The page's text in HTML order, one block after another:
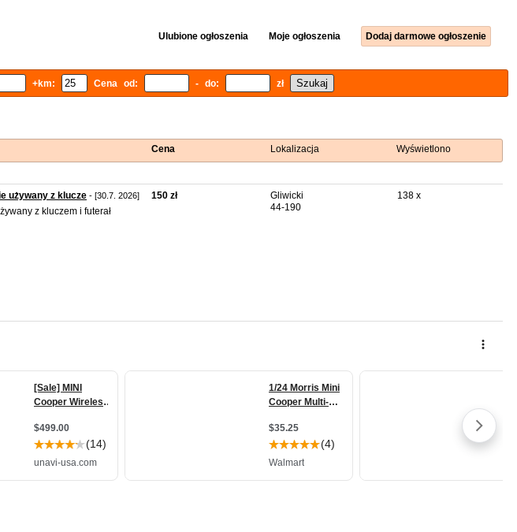
Ulubione ogłoszenia Moje ogłoszenia Dodaj darmowe ogłoszenie
+km: Cena od: - do: zł
Cena Lokalizacja Wyświetlono
używany z klucze - [30.7. 2026]
z kluczem i futerał
150 zł
Gliwicki
44-190
138 x